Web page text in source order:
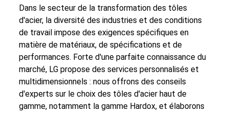
Dans le secteur de la transformation des tôles
d'acier, la diversité des industries et des conditions
de travail impose des exigences spécifiques en
matière de matériaux, de spécifications et de
performances. Forte d'une parfaite connaissance du
marché, LG propose des services personnalisés et
multidimensionnels : nous offrons des conseils
d'experts sur le choix des tôles d'acier haut de
gamme, notamment la gamme Hardox, et élaborons